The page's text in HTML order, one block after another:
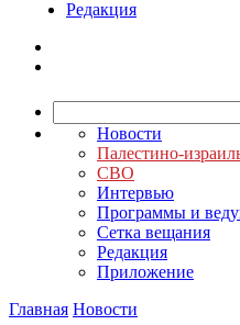
Редакция
Новости
Палестино-
СВО
Интервью
Программы и
Сетка вещания
Редакция
Приложение
Главная Новости